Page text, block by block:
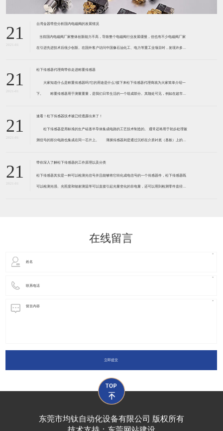
21
2021-01
台湾金器带您分析国内电磁阀的发展情况
​ 当前国内电磁阀厂家整体创新能力不高，导致整个电磁阀行业发展缓慢，但也有不少电磁阀厂家
在引进先进技术后很少创新。在国外客户访问中国像石油化工、电力等重工业项目时，发现许多项
21
2021-01
松下传感器代理商带你走进称重传感器
大家知道什么是称重传感器吗?它的用途是什么?接下来松下传感器代理商就为大家简单介绍一
下。 称重传感器用于测量重量，是我们日常生活的一个组成部分。其随处可见，例如在超市柜
带有应变片的弹性体组成。弹性体通常由钢
21
2021-01
速看！松下传感器技术被已经透露出来了！
松下传感器是用标准的生产硅基半导体集成电路的工艺技术制造的。 通常还将用于初步处理被
测信号的部分电路也集成在同一芯片上。 薄膜传感器则是通过沉积在介质衬底（基板）上的，
器是利用相应材料的浆料，涂覆在陶瓷基片上
21
2021-01
带你深入了解松下传感器的工作原理以及分类
松下传感器其实是一种可以检测光信号并且能够将它转化成电信号的一个传感器件，松下传感器既
可以检测光强、光照度和辐射测温等可以直接引起光量变化的非电量，还可以用到检测零件直径、
在线留言
立即提交
东莞市均钛自动化设备有限公司 版权所有